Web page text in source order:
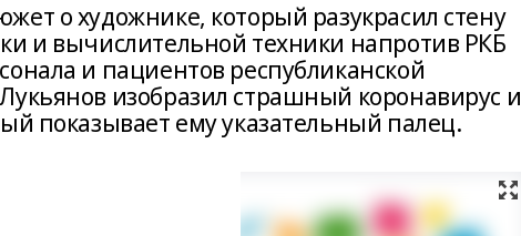
о художнике, который разукрасил стену
и вычислительной техники напротив РКБ
и пациентов республиканской
изобразил страшный коронавирус и
показывает ему указательный палец.